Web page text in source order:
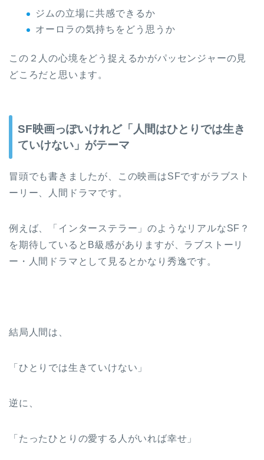
ジムの立場に共感できるか
オーロラの気持ちをどう思うか
この２人の心境をどう捉えるかがパッセンジャーの見
どころだと思います。
SF映画っぽいけれど「人間はひとりでは生き
ていけない」がテーマ
冒頭でも書きましたが、この映画はSFですがラブスト
ーリー、人間ドラマです。
例えば、「インターステラー」のようなリアルなSF？
を期待しているとB級感がありますが、ラブストーリ
ー・人間ドラマとして見るとかなり秀逸です。
結局人間は、
「ひとりでは生きていけない」
逆に、
「たったひとりの愛する人がいれば幸せ」